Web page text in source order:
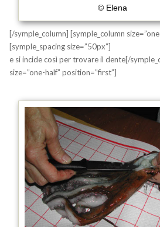
© Elena
[/symple_column] [symple_column
[symple_spacing size=”50px”]
e si incide così per trovare il dente[/
size=”one-half” position=”first”]